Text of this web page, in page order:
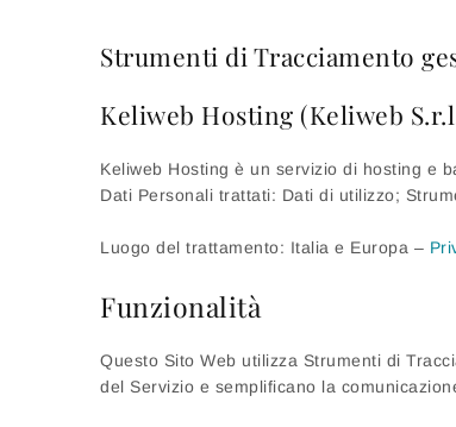
Strumenti di Tracciamento
Keliweb Hosting (Keliweb
Keliweb Hosting è un servizio di hosting e
Dati Personali trattati: Dati di utilizzo;
Luogo del trattamento: Italia e Europa –
Funzionalità
Questo Sito Web utilizza Strumenti di
del Servizio e semplificano la